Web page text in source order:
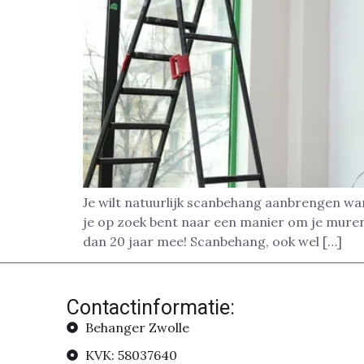
Je wilt natuurlijk scanbehang aanbrengen
je op zoek bent naar een manier om je
dan 20 jaar mee! Scanbehang, ook wel […]
Contactinformatie:
Behanger Zwolle
KVK: 58037640